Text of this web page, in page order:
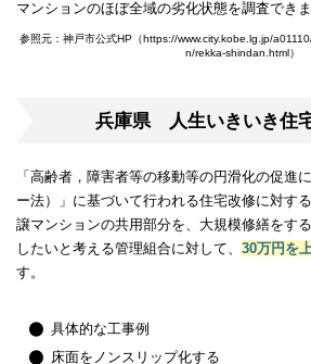
マンションのほぼ全域の劣化状態を調査できま
参照元：神戸市公式HP（https://www.city.kobe.lg.jp/
n/rekka-shindan.html）
兵庫県 人生いきいき住
「高齢者，障害者等の移動等の円滑化の促進
ー法）」に基づいて行われる住宅改修に対す
譲マンションの共用部分を、大規模修繕をす
したいと考える管理組合に対して、 30万円を
す。
具体的な工事例
床面をノンスリップ化する